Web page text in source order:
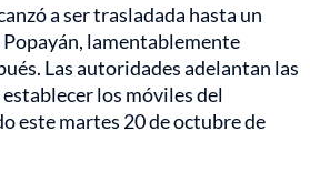
a ser trasladada hasta un
lamentablemente
Las autoridades adelantan las
los móviles del
este martes 20 de octubre de